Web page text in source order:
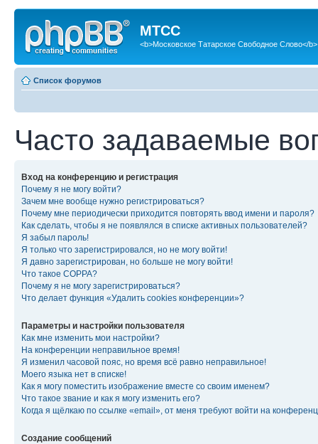
МТСС
<b>Московское Татарское Свободное Слово</b>
Список форумов
Часто задаваемые
Вход на конференцию и регистрация
Почему я не могу войти?
Зачем мне вообще нужно регистрироваться?
Почему мне периодически приходится повторять ввод имени и пароля?
Как сделать, чтобы я не появлялся в списке активных пользователей?
Я забыл пароль!
Я только что зарегистрировался, но не могу войти!
Я давно зарегистрирован, но больше не могу войти!
Что такое COPPA?
Почему я не могу зарегистрироваться?
Что делает функция «Удалить cookies конференции»?
Параметры и настройки пользователя
Как мне изменить мои настройки?
На конференции неправильное время!
Я изменил часовой пояс, но время всё равно неправильное!
Моего языка нет в списке!
Как я могу поместить изображение вместе со своим именем?
Что такое звание и как я могу изменить его?
Когда я щёлкаю по ссылке «email», от меня требуют войти на
Создание сообщений